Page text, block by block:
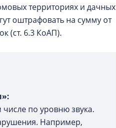
территориях и дачных
оштрафовать на сумму от
(ст. 6.3 КоАП).
по уровню звука.
Например,